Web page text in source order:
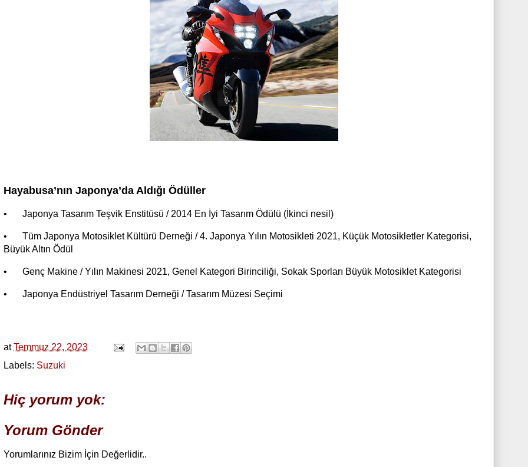
Hayabusa’nın Japonya’da Aldığı Ödüller
• Japonya Tasarım Teşvik Enstitüsü / 2014 En İyi Tasarım Ödülü (İkinci nesil)
•
Tüm Japonya Motosiklet Kültürü Derneği / 4. Japonya Yılın Motosikleti 2021, Küçük Motosikletler Kategorisi,
Büyük Altın Ödül
• Genç Makine / Yılın Makinesi 2021, Genel Kategori Birinciliği, Sokak Sporları Büyük Motosiklet Kategorisi
• Japonya Endüstriyel Tasarım Derneği / Tasarım Müzesi Seçimi
atTemmuz 22, 2023
Labels: Suzuki
Hiç yorum yok:
Yorum Gönder
Yorumlarınız Bizim İçin Değerlidir..